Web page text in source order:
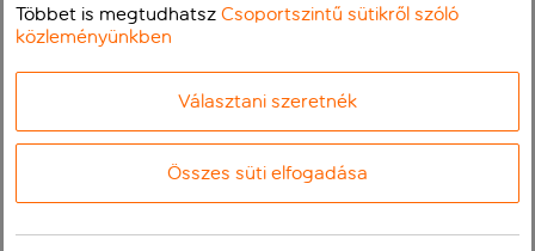
Többet is megtudhatszCsoportszintű sütikről szóló
közleményünkben
Választani szeretnék
Összes süti elfogadása